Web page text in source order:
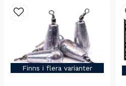
Finns i flera varianter